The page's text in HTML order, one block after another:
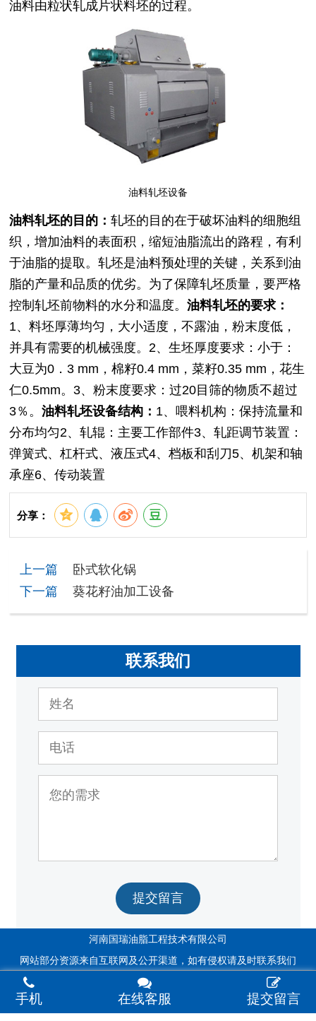
油料由粒状轧成片状料坯的过程。
油料轧坯设备
油料轧坯的目的：轧坯的目的在于破坏油料的细胞组
织，增加油料的表面积，缩短油脂流出的路程，有利
于油脂的提取。轧坯是油料预处理的关键，关系到油
脂的产量和品质的优劣。为了保障轧坯质量，要严格
控制轧坯前物料的水分和温度。油料轧坯的要求：
1、料坯厚薄均匀，大小适度，不露油，粉末度低，
并具有需要的机械强度。2、生坯厚度要求：小于：
大豆为0．3 mm，棉籽0.4 mm，菜籽0.35 mm，花生
仁0.5mm。3、粉末度要求：过20目筛的物质不超过
3％。油料轧坯设备结构： 1、喂料机构：保持流量和
分布均匀2、轧辊：主要工作部件3、轧距调节装置：
弹簧式、杠杆式、液压式4、档板和刮刀5、机架和轴
承座6、传动装置
分享：
上一篇
卧式软化锅
下一篇
葵花籽油加工设备
联系我们
提交留言
河南国瑞油脂工程技术有限公司
网站部分资源来自互联网及公开渠道，如有侵权请及时联系我们
手机 在线客服 提交留言